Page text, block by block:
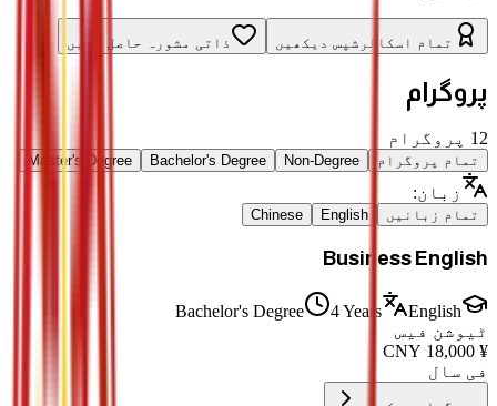
تمام اسکالرشپس دیکھیں ذاتی مشورہ حاصل کریں
پروگرام
12 پروگرام
تمام پروگرام Non-Degree
Bachelor's Degree
Master's Degree
زبان:
تمام زبانیں English
Chinese
Business English
Bachelor's Degree 4 Years
English
ٹیوشن فیس
¥
18,000
فی سال